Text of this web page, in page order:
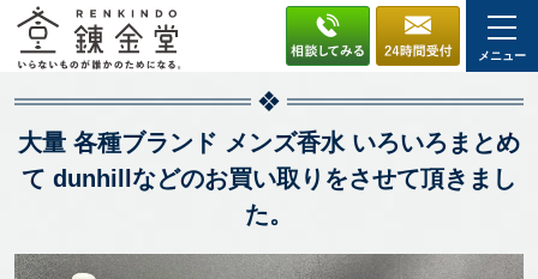
メニュー
大量 各種ブランド メンズ香水 いろいろまとめ
て dunhillなどのお買い取りをさせて頂きまし
た。